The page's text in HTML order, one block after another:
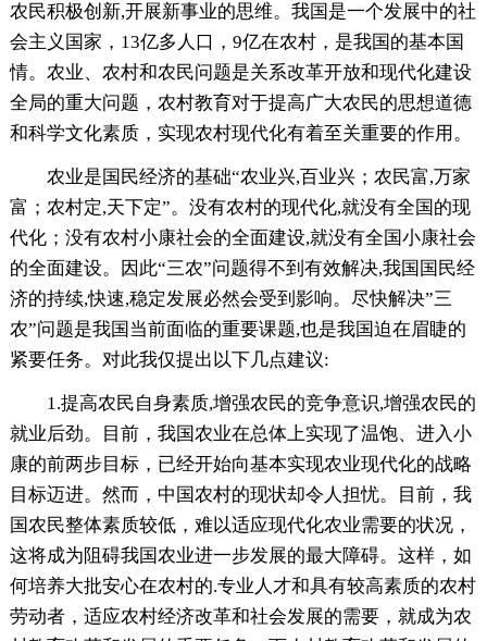
农民积极创新,开展新事业的思维。我国是一个发展中的社
会主义国家，13亿多人口，9亿在农村，是我国的基本国
情。农业、农村和农民问题是关系改革开放和现代化建设
全局的重大问题，农村教育对于提高广大农民的思想道德
和科学文化素质，实现农村现代化有着至关重要的作用。
农业是国民经济的基础“农业兴,百业兴；农民富,万家
富；农村定,天下定”。没有农村的现代化,就没有全国的现
代化；没有农村小康社会的全面建设,就没有全国小康社会
的全面建设。因此“三农”问题得不到有效解决,我国国民经
济的持续,快速,稳定发展必然会受到影响。尽快解决”三
农”问题是我国当前面临的重要课题,也是我国迫在眉睫的
紧要任务。对此我仅提出以下几点建议:
1.提高农民自身素质,增强农民的竞争意识,增强农民的
就业后劲。目前，我国农业在总体上实现了温饱、进入小
康的前两步目标，已经开始向基本实现农业现代化的战略
目标迈进。然而，中国农村的现状却令人担忧。目前，我
国农民整体素质较低，难以适应现代化农业需要的状况，
这将成为阻碍我国农业进一步发展的最大障碍。这样，如
何培养大批安心在农村的.专业人才和具有较高素质的农村
劳动者，适应农村经济改革和社会发展的需要，就成为农